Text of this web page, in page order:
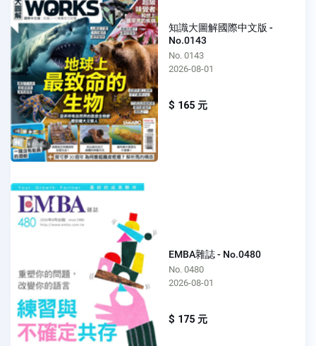
知識大圖解國際中文版 -
No.0143
No. 0143
2026-08-01
$ 165 元
EMBA雜誌 - No.0480
No. 0480
2026-08-01
$ 175 元